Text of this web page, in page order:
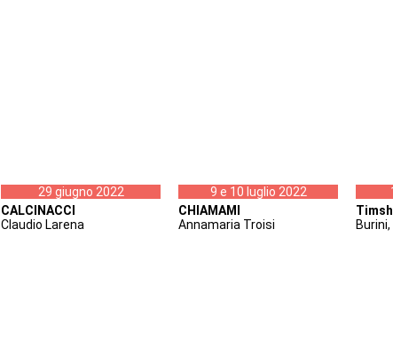
29 giugno 2022
CALCINACCI
Claudio Larena
9 e 10 luglio 2022
CHIAMAMI
Annamaria Troisi